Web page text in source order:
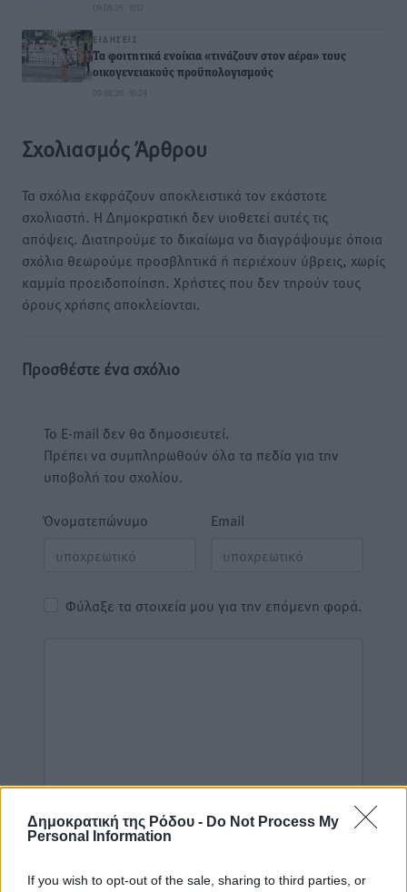
Δημοκρατική της Ρόδου - Do Not Process My
Personal Information
If you wish to opt-out of the sale, sharing to third parties, or
09.08.26 · 11:12
ΕΙΔΉΣΕΙΣ
Τα φοιτητικά ενοίκια «τινάζουν στον αέρα» τους
οικογενειακούς προϋπολογισμούς
09.08.26 · 10:24
Σχολιασμός Άρθρου
Τα σχόλια εκφράζουν αποκλειστικά τον εκάστοτε
σχολιαστή. Η Δημοκρατική δεν υιοθετεί αυτές τις
απόψεις. Διατηρούμε το δικαίωμα να διαγράψουμε όποια
σχόλια θεωρούμε προσβλητικά ή περιέχουν ύβρεις, χωρίς
καμμία προειδοποίηση. Χρήστες που δεν τηρούν τους
όρους χρήσης αποκλείονται.
Προσθέστε ένα σχόλιο
Το E-mail δεν θα δημοσιευτεί.
Πρέπει να συμπληρωθούν όλα τα πεδία για την
υποβολή του σχολίου.
Όνοματεπώνυμο Email
Φύλαξε τα στοιχεία μου για την επόμενη φορά.